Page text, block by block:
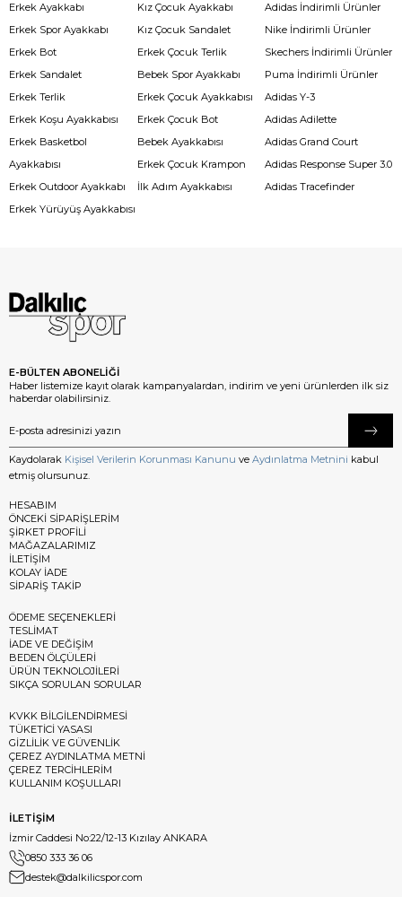
Erkek Ayakkabı
Erkek Spor Ayakkabı
Erkek Bot
Erkek Sandalet
Erkek Terlik
Erkek Koşu Ayakkabısı
Erkek Basketbol
Ayakkabısı
Erkek Outdoor Ayakkabı
Erkek Yürüyüş Ayakkabısı
Kız Çocuk Ayakkabı
Kız Çocuk Sandalet
Erkek Çocuk Terlik
Bebek Spor Ayakkabı
Erkek Çocuk Ayakkabısı
Erkek Çocuk Bot
Bebek Ayakkabısı
Erkek Çocuk Krampon
İlk Adım Ayakkabısı
Adidas İndirimli Ürünler
Nike İndirimli Ürünler
Skechers İndirimli Ürünler
Puma İndirimli Ürünler
Adidas Y-3
Adidas Adilette
Adidas Grand Court
Adidas Response Super 3.0
Adidas Tracefinder
E-BÜLTEN ABONELİĞİ
Haber listemize kayıt olarak kampanyalardan, indirim ve yeni ürünlerden ilk siz
haberdar olabilirsiniz.
Kaydolarak Kişisel Verilerin Korunması Kanunu ve Aydınlatma Metnini kabul
etmiş olursunuz.
HESABIM
ÖNCEKİ SİPARİŞLERİM
ŞİRKET PROFİLİ
MAĞAZALARIMIZ
İLETİŞİM
KOLAY İADE
SİPARİŞ TAKİP
ÖDEME SEÇENEKLERİ
TESLİMAT
İADE VE DEĞİŞİM
BEDEN ÖLÇÜLERİ
ÜRÜN TEKNOLOJİLERİ
SIKÇA SORULAN SORULAR
KVKK BİLGİLENDİRMESİ
TÜKETİCİ YASASI
GİZLİLİK VE GÜVENLİK
ÇEREZ AYDINLATMA METNİ
ÇEREZ TERCİHLERİM
KULLANIM KOŞULLARI
İLETİŞİM
İzmir Caddesi No:22/12-13 Kızılay ANKARA
0850 333 36 06
destek@dalkilicspor.com